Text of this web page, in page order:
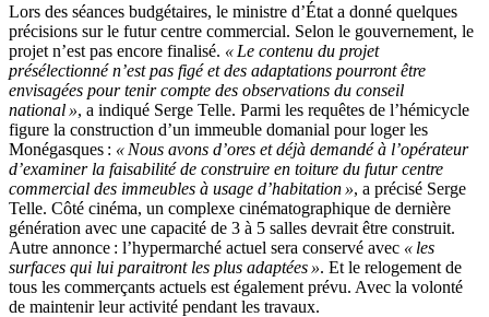
Lors des séances budgétaires, le ministre d’État a donné quelques
précisions sur le futur centre commercial. Selon le gouvernement, le
projet n’est pas encore finalisé. « Le contenu du projet
présélectionné n’est pas figé et des adaptations pourront être
envisagées pour tenir compte des observations du conseil
national », a indiqué Serge Telle. Parmi les requêtes de l’hémicycle
figure la construction d’un immeuble domanial pour loger les
Monégasques : « Nous avons d’ores et déjà demandé à l’opérateur
d’examiner la faisabilité de construire en toiture du futur centre
commercial des immeubles à usage d’habitation », a précisé Serge
Telle. Côté cinéma, un complexe cinématographique de dernière
génération avec une capacité de 3 à 5 salles devrait être construit.
Autre annonce : l’hypermarché actuel sera conservé avec « les
surfaces qui lui paraitront les plus adaptées ». Et le relogement de
tous les commerçants actuels est également prévu. Avec la volonté
de maintenir leur activité pendant les travaux.